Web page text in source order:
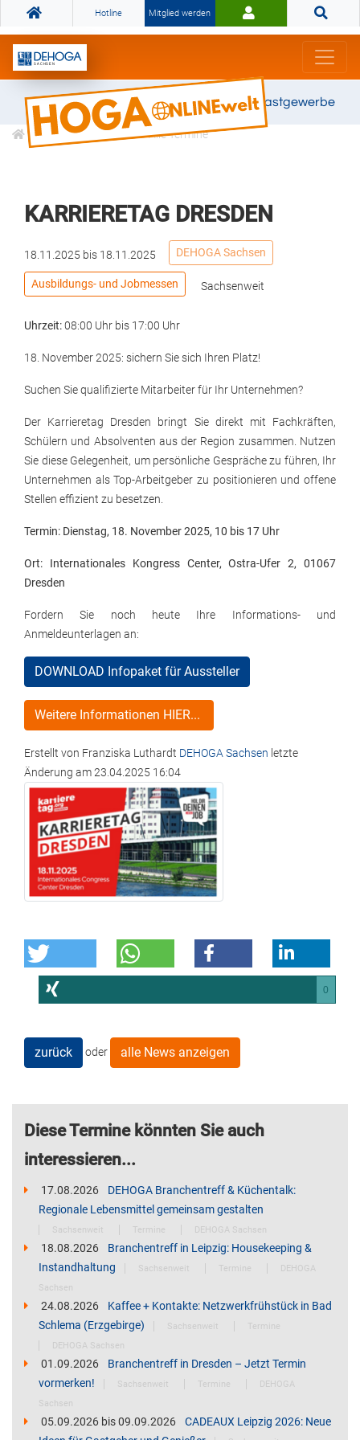
Hotline Mitglied werden
Gemeinsam stark für das Gastgewerbe
Veranstaltungen Alle Termine
KARRIERETAG DRESDEN
18.11.2025 bis 18.11.2025 DEHOGA Sachsen
Ausbildungs- und Jobmessen Sachsenweit
Uhrzeit:08:00 Uhr bis 17:00 Uhr
18. November 2025: sichern Sie sich Ihren Platz!
Suchen Sie qualifizierte Mitarbeiter für Ihr Unternehmen?
Der Karrieretag Dresden bringt Sie direkt mit Fachkräften,
Schülern und Absolventen aus der Region zusammen. Nutzen
Sie diese Gelegenheit, um persönliche Gespräche zu führen, Ihr
Unternehmen als Top-Arbeitgeber zu positionieren und offene
Stellen effizient zu besetzen.
Termin: Dienstag, 18. November 2025, 10 bis 17 Uhr
Ort: Internationales Kongress Center, Ostra-Ufer 2, 01067
Dresden
Fordern Sie noch heute Ihre Informations- und
Anmeldeunterlagen an:
DOWNLOAD Infopaket für Aussteller
Weitere Informationen HIER...
Erstellt von Franziska Luthardt DEHOGA Sachsen letzte
Änderung am23.04.2025 16:04
0
zurück oder alle News anzeigen
Diese Termine könnten Sie auch
interessieren...
17.08.2026
DEHOGA Branchentreff & Küchentalk:
Regionale Lebensmittel gemeinsam gestalten
Sachsenweit Termine DEHOGA Sachsen
18.08.2026
Branchentreff in Leipzig: Housekeeping &
Instandhaltung
Sachsenweit Termine
DEHOGA
Sachsen
24.08.2026
Kaffee + Kontakte: Netzwerkfrühstück in Bad
Schlema (Erzgebirge)
Sachsenweit
Termine
DEHOGA Sachsen
01.09.2026
Branchentreff in Dresden – Jetzt Termin
vormerken!
Sachsenweit Termine
DEHOGA
Sachsen
05.09.2026 bis09.09.2026
CADEAUX Leipzig 2026: Neue